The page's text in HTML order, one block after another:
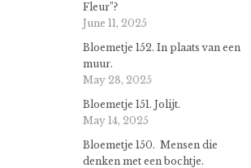
Fleur”?
June 11, 2025
Bloemetje 152. In plaats van een
muur.
May 28, 2025
Bloemetje 151. Jolijt.
May 14, 2025
Bloemetje 150. Mensen die
denken met een bochtje.